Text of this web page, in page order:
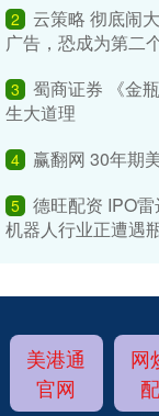
2
云策略 彻底闹
广告，恐成为第二
3
蜀商证券 《金
生大道理
4 赢翻网 30年期
5 德旺配资 IPO
机器人行业正遭遇
美港通
官网
网